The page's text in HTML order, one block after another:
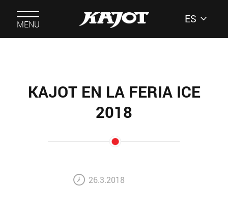
MENU ES
KAJOT EN LA FERIA ICE
2018
26.3.2018